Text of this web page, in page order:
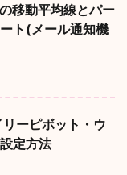
移動平均線とパー
ト(メール通知機
ーピボット・ウ
定方法